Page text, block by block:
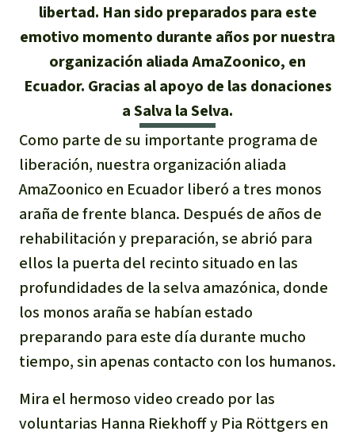
Widget Salva la Selva
Agenda
Selva tropical
Derechos de la Naturaleza
Bioenergía
Agua
Metales
Minería
Agrotoxicos
Aceite de palma
REDD
Indígena
FAQ
Contacto
English
Français
Português
Indonesia
Defensoras y defensores de la
selva
África
Latinoamérica
libertad. Han sido preparados para este
emotivo momento durante años por nuestra
organización aliada AmaZoonico, en
Ecuador. Gracias al apoyo de las donaciones
a Salva la Selva.
Como parte de su importante programa de
liberación, nuestra organización aliada
AmaZoonico en Ecuador liberó a tres monos
araña de frente blanca. Después de años de
rehabilitación y preparación, se abrió para
ellos la puerta del recinto situado en las
profundidades de la selva amazónica, donde
los monos araña se habían estado
preparando para este día durante mucho
tiempo, sin apenas contacto con los humanos.
Mira el hermoso video creado por las
voluntarias Hanna Riekhoff y Pia Röttgers en